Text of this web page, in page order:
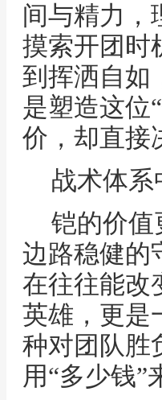
间与精力，
摸索开团时
到挥洒自如
是塑造这位
价，却直接
战术体系
铠的价值
边路稳健的
在往往能改
英雄，更是
种对团队胜
用“多少钱”